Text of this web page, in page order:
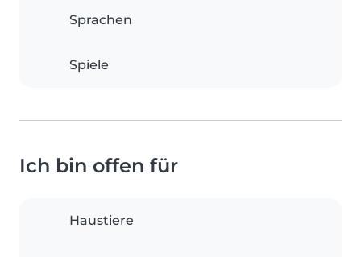
Sprachen
Spiele
Ich bin offen für
Haustiere